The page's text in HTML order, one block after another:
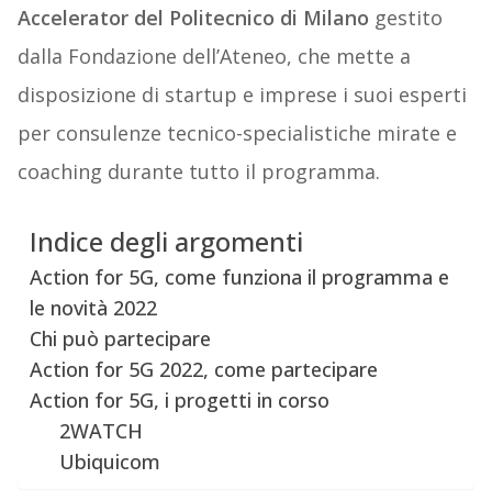
Accelerator del Politecnico di Milano gestito
dalla Fondazione dell’Ateneo, che mette a
disposizione di startup e imprese i suoi esperti
per consulenze tecnico-specialistiche mirate e
coaching durante tutto il programma.
Indice degli argomenti
Action for 5G, come funziona il programma e
le novità 2022
Chi può partecipare
Action for 5G 2022, come partecipare
Action for 5G, i progetti in corso
2WATCH
Ubiquicom